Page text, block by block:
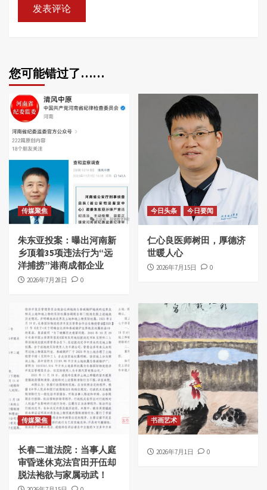
您可能错过了……
传媒聚焦
朱东亚投案：曝出河南新
乡顶着35项违法行为“远
洋捕捞”港商成都企业
2026年7月28日 0
今日头条 今日要闻
仁心良医师树田，厚德济
世暖人心
2026年7月15日 0
传媒聚焦
长春二道法院：当事人庭
审昏迷休克法官田开伍却
脱法袍欲与家属动武！
书画艺术
2026年7月1日 0